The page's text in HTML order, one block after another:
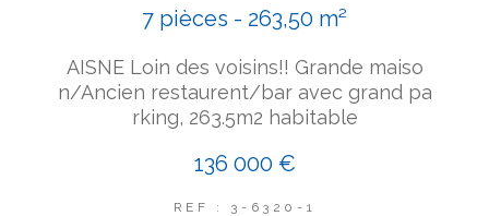
7 pièces - 263,50 m²
AISNE Loin des voisins!! Grande maiso
n/Ancien restaurent/bar avec grand pa
rking, 263.5m2 habitable
136 000 €
REF : 3-6320-1